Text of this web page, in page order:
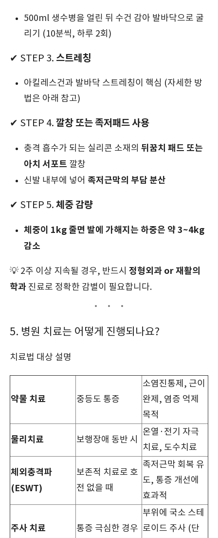
500ml 생수병을 얼린 뒤 수건 감아 발바닥으로 굴
리기 (10분씩, 하루 2회)
✔ STEP 3. 스트레칭
아킬레스건과 발바닥 스트레칭이 핵심 (자세한 방
법은 아래 참고)
✔ STEP 4. 깔창 또는 족저패드 사용
충격 흡수가 되는 실리콘 소재의 뒤꿈치 패드 또는
아치 서포트 깔창
신발 내부에 넣어 족저근막의 부담 분산
✔ STEP 5. 체중 감량
체중이 1kg 줄면 발에 가해지는 하중은 약 3~4kg
감소
💡 2주 이상 지속될 경우, 반드시 정형외과 or 재활의
학과 진료로 정확한 감별이 필요합니다.
5. 병원 치료는 어떻게 진행되나요?
치료법 대상 설명
약물 치료 중등도 통증
소염진통제, 근이
완제, 염증 억제
목적
물리치료 보행장애 동반 시
온열·전기 자극
치료, 도수치료
체외충격파
(ESWT)
보존적 치료로 호
전 없을 때
족저근막 회복 유
도, 통증 개선에
효과적
주사 치료 통증 극심한 경우
부위에 국소 스테
로이드 주사 (단